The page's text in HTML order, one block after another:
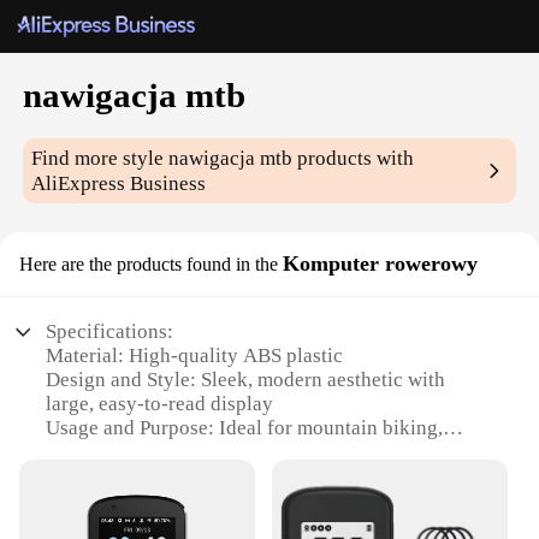
nawigacja mtb
Find more stylenawigacja mtb products with
AliExpress Business
Here are the products found in the Komputer rowerowy
Specifications:
Material: High-quality ABS plastic
Design and Style: Sleek, modern aesthetic with
large, easy-to-read display
Usage and Purpose: Ideal for mountain biking,
resistant, withstands rugged outdoor conditions
Parts and Accessories: Comes with all necessary